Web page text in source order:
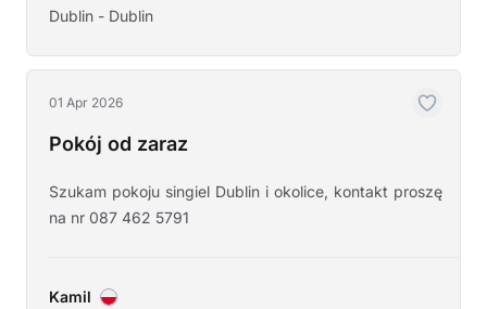
Dublin - Dublin
01 Apr 2026
Pokój od zaraz
Szukam pokoju singiel Dublin i okolice, kontakt proszę
na nr 087 462 5791
Kamil